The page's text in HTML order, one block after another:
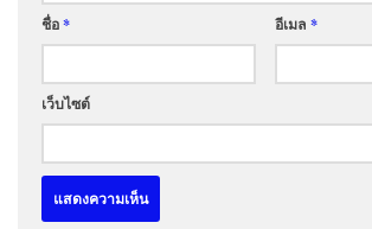
ชื่อ* อีเมล *
เว็บไซต์